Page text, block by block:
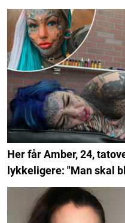
Her får Amber, 24,
lykkeligere: "Man skal